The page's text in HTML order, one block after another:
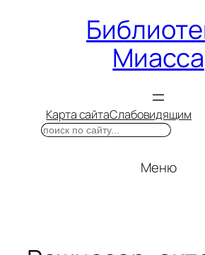
Миасса
Карта сайтаСлабовидящим
Поиск
Меню